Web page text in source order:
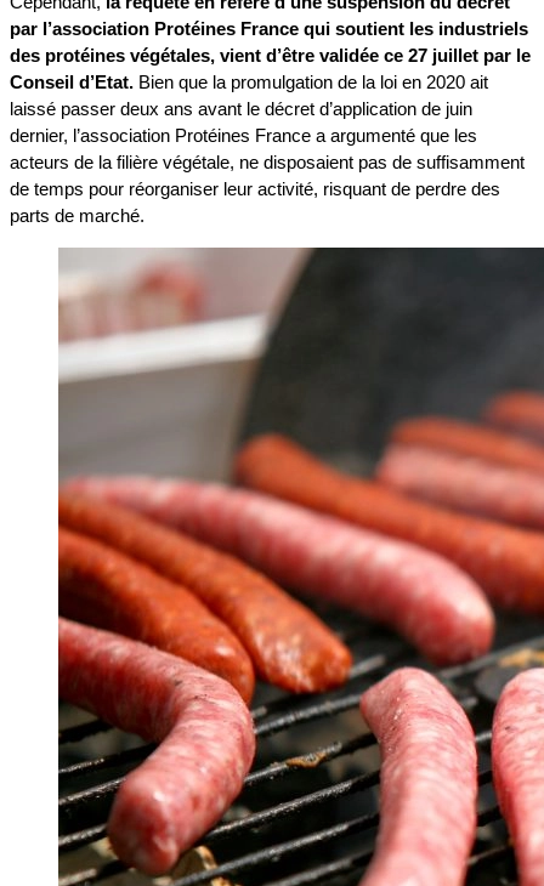
par l’association Protéines France qui soutient les industriels
des protéines végétales, vient d’être validée ce 27 juillet par le
Conseil d’Etat. Bien que la promulgation de la loi en 2020 ait
laissé passer deux ans avant le décret d’application de juin
dernier, l’association Protéines France a argumenté que les
acteurs de la filière végétale, ne disposaient pas de suffisamment
de temps pour réorganiser leur activité, risquant de perdre des
parts de marché.